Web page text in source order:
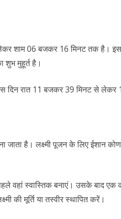
शाम 06 बजकर 16 मिनट तक है।
शुभ मुहूर्त है।
दिन रात 11 बजकर 39 मिनट से
जाता है। लक्ष्मी पूजन के लिए ईशान
वहां स्वास्तिक बनाएं। उसके बाद एक
की मूर्ति या तस्वीर स्थापित करें।